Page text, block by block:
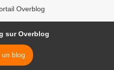
Overblog
sur Overblog
un blog